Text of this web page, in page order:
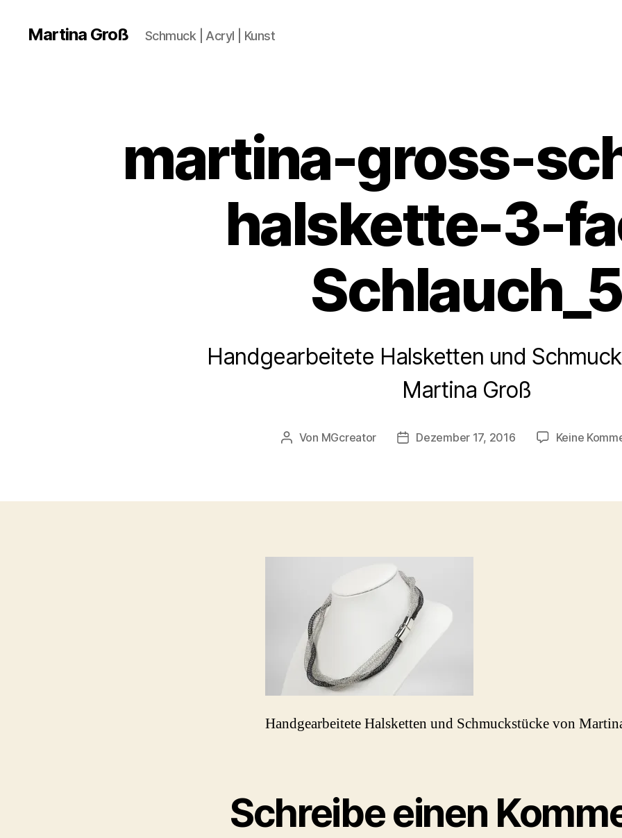
Martina Groß Schmuck | Acryl | Kunst
martina-gross-
halskette-3-
Schlauch_5
Handgearbeitete Halsketten und
Martina Groß
Beitragsautor
Von MGcreator Beitragsdatum
Dezember 17, 2016 Keine
Handgearbeitete Halsketten und Schmuckstücke von
Schreibe einen